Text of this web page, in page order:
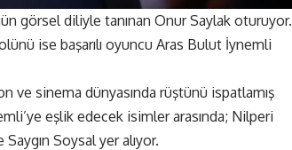
görsel diliyle tanınan Onur Saylak oturuyor.
ise başarılı oyuncu Aras Bulut İynemli
ve sinema dünyasında rüştünü ispatlamış
eşlik edecek isimler arasında; Nilperi
Soysal yer alıyor.